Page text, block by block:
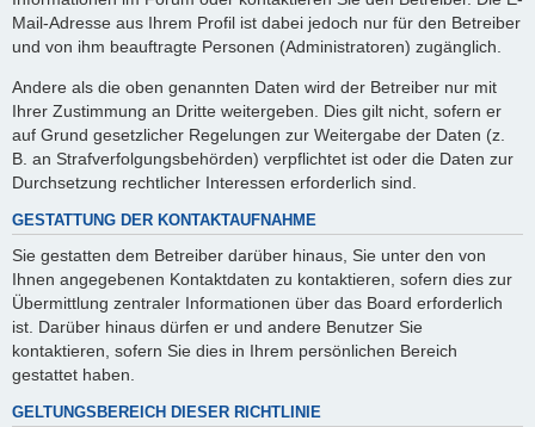
Mail-Adresse aus Ihrem Profil ist dabei jedoch nur für den Betreiber
und von ihm beauftragte Personen (Administratoren) zugänglich.
Andere als die oben genannten Daten wird der Betreiber nur mit
Ihrer Zustimmung an Dritte weitergeben. Dies gilt nicht, sofern er
auf Grund gesetzlicher Regelungen zur Weitergabe der Daten (z.
B. an Strafverfolgungsbehörden) verpflichtet ist oder die Daten zur
Durchsetzung rechtlicher Interessen erforderlich sind.
GESTATTUNG DER KONTAKTAUFNAHME
Sie gestatten dem Betreiber darüber hinaus, Sie unter den von
Ihnen angegebenen Kontaktdaten zu kontaktieren, sofern dies zur
Übermittlung zentraler Informationen über das Board erforderlich
ist. Darüber hinaus dürfen er und andere Benutzer Sie
kontaktieren, sofern Sie dies in Ihrem persönlichen Bereich
gestattet haben.
GELTUNGSBEREICH DIESER RICHTLINIE